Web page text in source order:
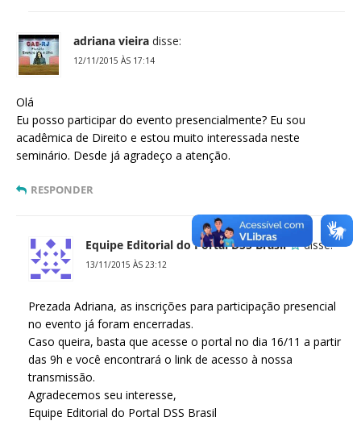
adriana vieira disse:
12/11/2015 ÀS 17:14
Olá
Eu posso participar do evento presencialmente? Eu sou
acadêmica de Direito e estou muito interessada neste
seminário. Desde já agradeço a atenção.
RESPONDER
Equipe Editorial do Portal DSS Brasil disse:
13/11/2015 ÀS 23:12
Prezada Adriana, as inscrições para participação presencial
no evento já foram encerradas.
Caso queira, basta que acesse o portal no dia 16/11 a partir
das 9h e você encontrará o link de acesso à nossa
transmissão.
Agradecemos seu interesse,
Equipe Editorial do Portal DSS Brasil